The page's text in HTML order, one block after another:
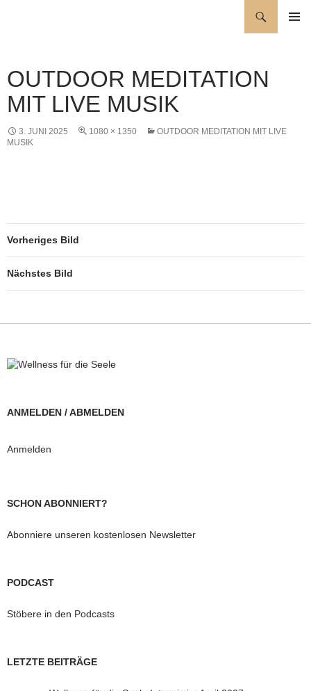
OUTDOOR MEDITATION
MIT LIVE MUSIK
3. JUNI 2025 1080 × 1350
OUTDOOR MEDITATION MIT LIVE
MUSIK
Vorheriges Bild
Nächstes Bild
ANMELDEN / ABMELDEN
Anmelden
SCHON ABONNIERT?
Abonniere unseren kostenlosen Newsletter
PODCAST
Stöbere in den Podcasts
LETZTE BEITRÄGE